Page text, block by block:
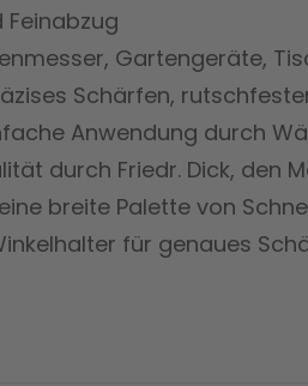
Gartengeräte,
Schärfen,
Anwendung durch
durch Friedr. Dick, den
breite Palette von
für genaues